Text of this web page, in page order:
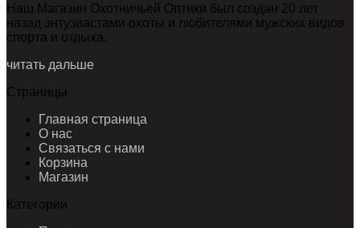
Наш Магазин Охотничьей Оптики был создан 20 лет
назад энтузиастами охоты и любителями мужских видов
спорта и отдыха.
читать дальше
Страницы
Главная страница
О нас
Связаться с нами
Корзина
Магазин
Категории